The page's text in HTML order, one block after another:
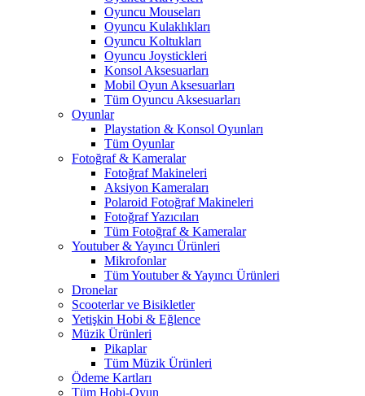
Oyuncu Mouseları
Oyuncu Kulaklıkları
Oyuncu Koltukları
Oyuncu Joystickleri
Konsol Aksesuarları
Mobil Oyun Aksesuarları
Tüm Oyuncu Aksesuarları
Oyunlar
Playstation & Konsol Oyunları
Tüm Oyunlar
Fotoğraf & Kameralar
Fotoğraf Makineleri
Aksiyon Kameraları
Polaroid Fotoğraf Makineleri
Fotoğraf Yazıcıları
Tüm Fotoğraf & Kameralar
Youtuber & Yayıncı Ürünleri
Mikrofonlar
Tüm Youtuber & Yayıncı Ürünleri
Dronelar
Scooterlar ve Bisikletler
Yetişkin Hobi & Eğlence
Müzik Ürünleri
Pikaplar
Tüm Müzik Ürünleri
Ödeme Kartları
Tüm Hobi-Oyun